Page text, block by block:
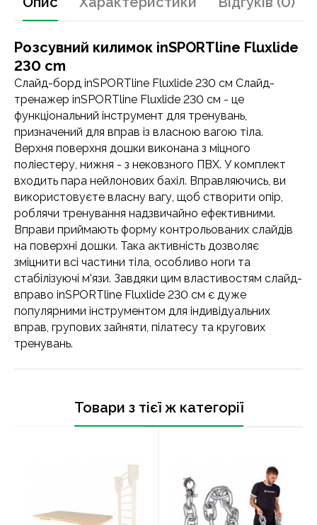
Розсувний килимок inSPORTline Fluxlide
230 cm
Слайд-борд inSPORTline Fluxlide 230 см Слайд-
тренажер inSPORTline Fluxlide 230 см - це
функціональний інструмент для тренувань,
призначений для вправ із власною вагою тіла.
Верхня поверхня дошки виконана з міцного
поліестеру, нижня - з нековзного ПВХ. У комплект
входить пара нейлонових бахіл. Вправляючись, ви
використовуєте власну вагу, щоб створити опір,
роблячи тренування надзвичайно ефективними.
Вправи приймають форму контрольованих слайдів
на поверхні дошки. Така активність дозволяє
зміцнити всі частини тіла, особливо ноги та
стабілізуючі м’язи. Завдяки цим властивостям слайд-
вправо inSPORTline Fluxlide 230 см є дуже
популярними інструментом для індивідуальних
вправ, групових зайняти, пілатесу та кругових
тренувань.
Товари з тієї ж категорії